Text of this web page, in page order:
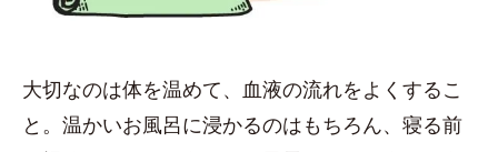
大切なのは体を温めて、血液の流れをよくするこ
と。温かいお風呂に浸かるのはもちろん、寝る前